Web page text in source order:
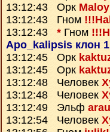
13:12:43 Орк
13:12:43 Гном
13:12:43 * Гном
Apo_kalipsis клон 1
13:12:45 Орк
13:12:45 Орк
13:12:48 Человек
13:12:48 Человек
13:12:49 Эльф
13:12:54 Человек